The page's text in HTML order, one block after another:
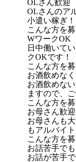
OLさん歓迎
OLさんのア
小遣い稼ぎ！
こんな方を
WワークOK
日中働いて
クOKです！
こんな方を
お酒飲めな
お酒飲めな
ますので、ご
こんな方を
お母さん歓迎
お母さんも
もアルバイト
こんな方を
お話苦手で
お話が苦手